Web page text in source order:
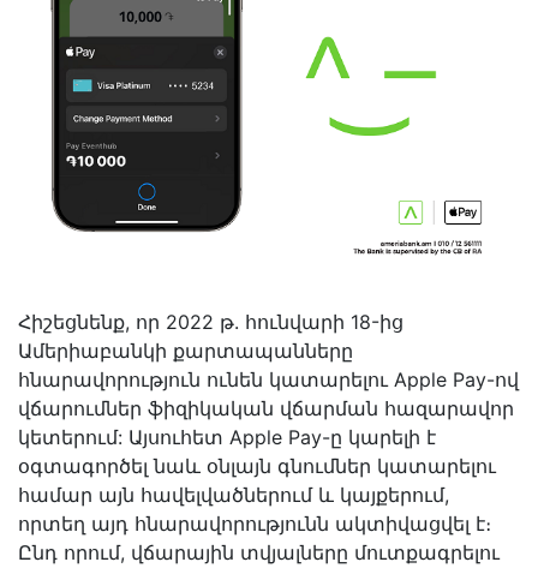
Հիշեցնենք, որ 2022 թ. հունվարի 18-ից
Ամերիաբանկի քարտապանները
հնարավորություն ունեն կատարելու Apple Pay-ով
վճարումներ ֆիզիկական վճարման հազարավոր
կետերում: Այսուհետ Apple Pay-ը կարելի է
օգտագործել նաև օնլայն գնումներ կատարելու
համար այն հավելվածներում և կայքերում,
որտեղ այդ հնարավորությունն ակտիվացվել է։
Ընդ որում, վճարային տվյալները մուտքագրելու